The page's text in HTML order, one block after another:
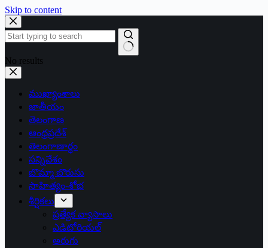
Skip to content
No results
ముఖ్యాంశాలు
జాతీయం
తెలంగాణ
ఆంధ్రప్రదేశ్
తెలంగాణార్థం
సన్నివేశం
బొమ్మా బొరుసు
సాహిత్యం-శోభ
శీర్షికలు
ప్రత్యేక వ్యాసాలు
ఎడిటోరియల్
అరుగు